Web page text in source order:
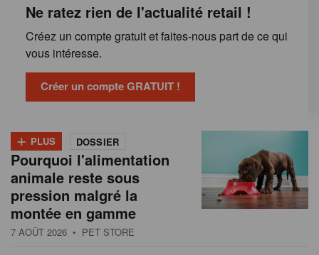
Ne ratez rien de l'actualité retail !
Créez un compte gratuit et faites-nous part de ce qui
vous intéresse.
Créer un compte GRATUIT !
+ PLUS DOSSIER
Pourquoi l'alimentation
animale reste sous
pression malgré la
montée en gamme
7 AOÛT 2026 • PET STORE